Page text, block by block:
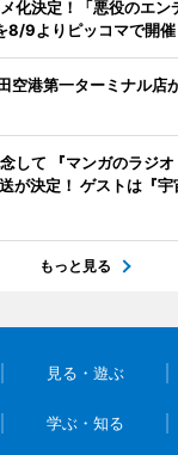
化決定！「悪役のエン
8/9よりピッコマで開催
空港第一ターミナル店
して 『マンガのラジ
が決定！ ゲストは『宇
もっと見る
見る・遊ぶ
学ぶ・知る